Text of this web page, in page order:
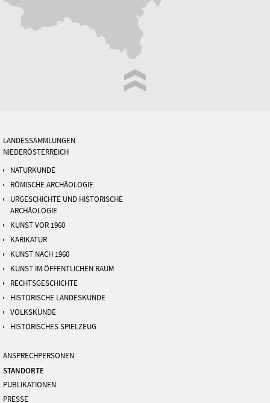
LANDESSAMMLUNGEN
NIEDERÖSTERREICH
NATURKUNDE
RÖMISCHE ARCHÄOLOGIE
URGESCHICHTE UND HISTORISCHE
ARCHÄOLOGIE
KUNST VOR 1960
KARIKATUR
KUNST NACH 1960
KUNST IM ÖFFENTLICHEN RAUM
RECHTSGESCHICHTE
HISTORISCHE LANDESKUNDE
VOLKSKUNDE
HISTORISCHES SPIELZEUG
ANSPRECHPERSONEN
STANDORTE
PUBLIKATIONEN
PRESSE